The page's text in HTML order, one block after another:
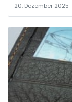
20. Dezember 2025